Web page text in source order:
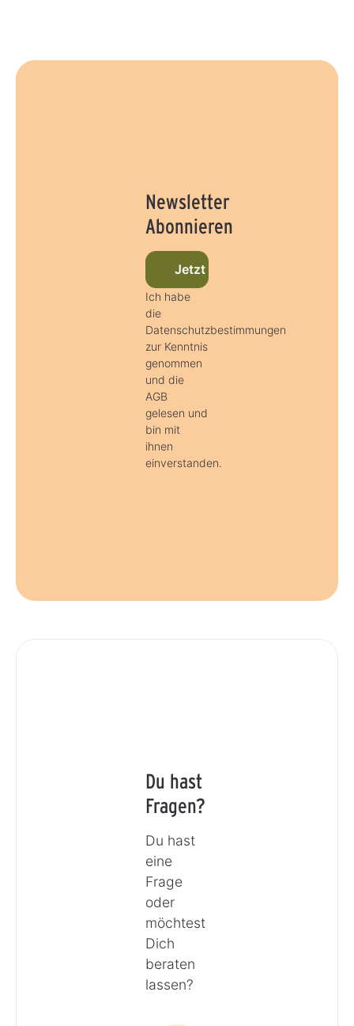
Newsletter
Abonnieren
Jetzt beim Newsletter
Ich habe
die
Datenschutzbestimmungen
zur Kenntnis
genommen
und die
AGB
gelesen und
bin mit
ihnen
einverstanden.
Du hast
Fragen?
Du hast
eine
Frage
oder
möchtest
Dich
beraten
lassen?